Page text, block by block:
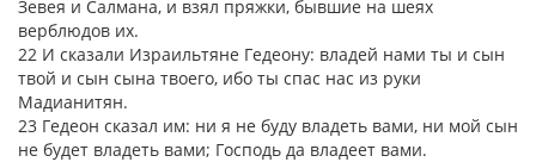
Зевея и Салмана, и взял пряжки, бывшие на шеях
верблюдов их.
22 И сказали Израильтяне Гедеону: владей нами ты и сын
твой и сын сына твоего, ибо ты спас нас из руки
Мадианитян.
23 Гедеон сказал им: ни я не буду владеть вами, ни мой сын
не будет владеть вами; Господь да владеет вами.